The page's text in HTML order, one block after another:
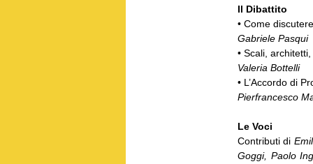
Il Dibattito
• Come
Gabriele Pasqui
• Scali,
Valeria Bottelli
• L’Accordo di
Pierfrancesco
Le Voci
Contributi di
Goggi, Paolo